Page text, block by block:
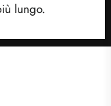
lungo.